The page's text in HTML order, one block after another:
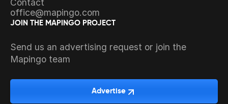
Contact
office@mapingo.com
JOIN THE MAPINGO PROJECT
Send us an advertising request or join the
Mapingo team
Advertise